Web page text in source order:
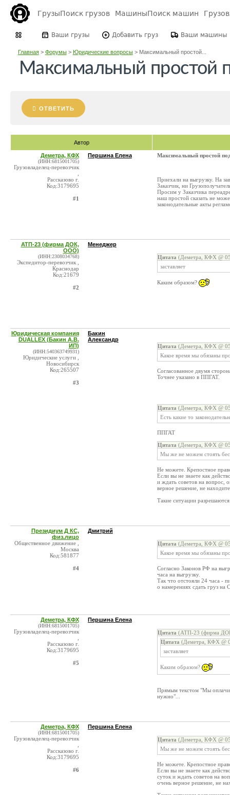
ГрузыПоиск грузов МашиныПоиск машин
Ваши грузы Добавить груз Ваши машины
Главная> Форумы> Юридические вопросы> Максимальный простой...
Максимальный простой
ОТВЕТИТЬ
Автор
Деметра, КФХ
(ИНН:6815001705)
Грузовладелец-перевозчик
Рассказово г.
Код:3179695
#1
Першина Елена Максимальный простой
Приехали на выгрузку. На
Заказчик, ни
Просим у Заказчика
наш простой сказать не
законодательные акты
АТП-23 (фирма ДОК,
ООО)
(ИНН:2308034768)
Экспедитор-перевозчик ,
Краснодар
Код:21679
#2
Менеджер
Цитата (Деметра, КФХ @
заставляет
Каким образом?
Юридическая компания
DUALLEX (Бакин А.В.
ИП)
(ИНН:540363749931)
Юридические услуги ,
Новосибирск
Код:265507
#3
Бакин
Александр
Цитата (Деметра, КФХ @
Какое время мы обязаны
Согласованное двумя
Точнее указано в ППГАТ.
Цитата (Деметра, КФХ @
Есть какие то
ППГАТ
Цитата (Деметра, КФХ @
Мы же не можем стоять
Не можете. Крепостное
Если вы не знаете как
и ждать советов на вопрос,
верное решение, не
Такие ситуации
Президиум Д КС,
физ.лицо
Общественное движение ,
Москва
Код:581877
#4
Дмитрий
Цитата (Деметра, КФХ @
Какое время мы обязаны
Согласно Законов РФ на
часа на выгрузку.
Так что отстояли 24 часа -
о намерениях сдать груз на
Деметра, КФХ
(ИНН:6815001705)
Грузовладелец-перевозчик
Рассказово г.
Код:3179695
#5
Першина Елена
Цитата (АТП-23 (фирма
Цитата (Деметра, КФХ @
заставляет
Каким образом?
Прямым текстом "Мы
нужно"...
Деметра, КФХ
(ИНН:6815001705)
Грузовладелец-перевозчик
Рассказово г.
Код:3179695
#6
Першина Елена
Цитата (Деметра, КФХ @
Мы же не можем стоять
Не можете. Крепостное
Если вы не знаете как
суток и ждать советов на
очень верное решение, не